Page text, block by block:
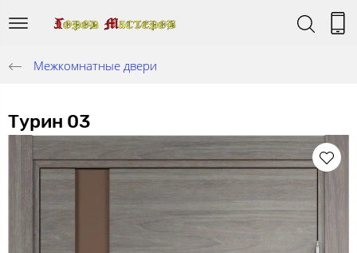
Межкомнатные двери
Турин 03